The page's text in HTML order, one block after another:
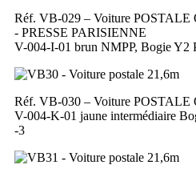
Réf. VB-029 – Voiture
- PRESSE PARISIENNE
V-004-I-01 brun NMPP, Bogie Y2
Réf. VB-030 – Voiture
V-004-K-01 jaune intermédiaire
-3